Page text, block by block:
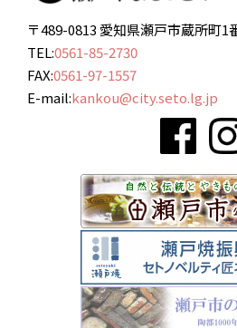
〒489-0813 愛知県瀬戸市蔵所町1
TEL:0561-85-2730
FAX:0561-97-1557
E-mail:kankou@city.seto.lg.jp